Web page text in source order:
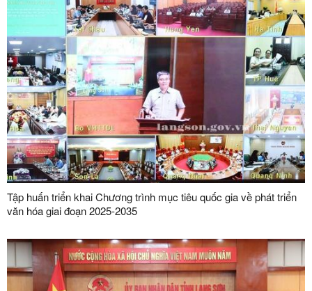
Tập huấn triển khai Chương trình mục tiêu quốc gia về phát triển
văn hóa giai đoạn 2025-2035